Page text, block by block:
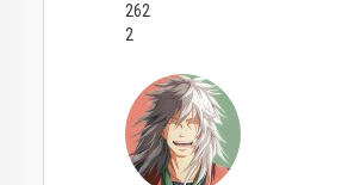
262
2